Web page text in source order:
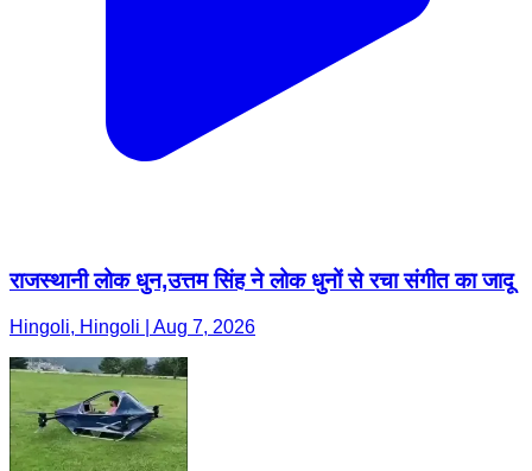
राजस्थानी लोक धुन,उत्तम सिंह ने लोक धुनों से रचा संगीत का जादू
Hingoli, Hingoli | Aug 7, 2026